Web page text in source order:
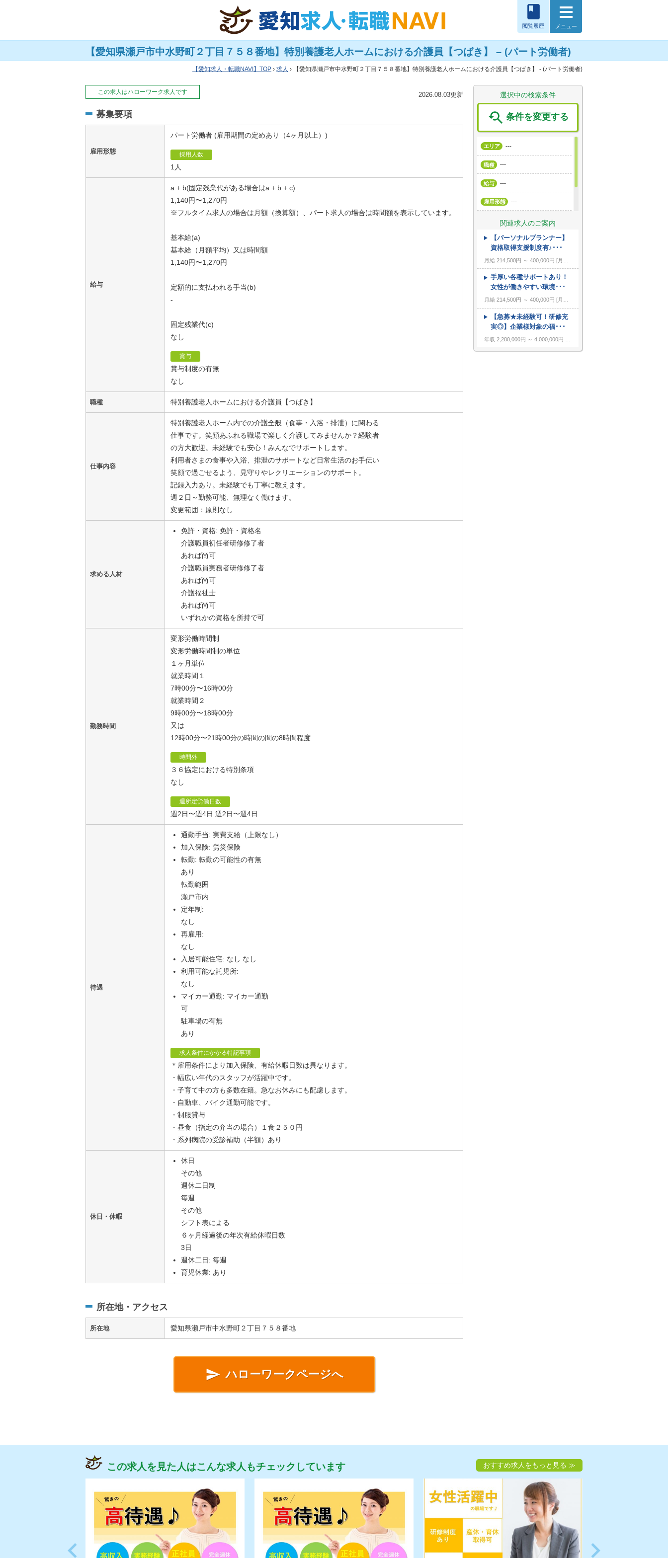
メニュー
book
閲覧履歴
【愛知県瀬戸市中水野町２丁目７５８番地】特別養護老人ホームにおける介護員【つばき】 – (パート労働者)
愛知求人・転職NAVI TOP › 求人 › 【愛知県瀬戸市中水野町２丁目７５８番地】特別養護老人ホームにおける介護員【つばき】 - (パート労働者)
この求人はハローワーク求人です 2026.08.03更新
募集要項
雇用形態
パート労働者 (雇用期間の定めあり（4ヶ月以上）)
採用人数
1人
給与
a + b(固定残業代がある場合はa + b + c)
1,140円〜1,270円
※フルタイム求人の場合は月額（換算額）、パート求人の場合は時間額を表示しています。
基本給(a)
基本給（月額平均）又は時間額
1,140円〜1,270円
定額的に支払われる手当(b)
-
固定残業代(c)
なし
賞与
賞与制度の有無
なし
職種 特別養護老人ホームにおける介護員【つばき】
仕事内容
特別養護老人ホーム内での介護全般（食事・入浴・排泄）に関わる
仕事です。笑顔あふれる職場で楽しく介護してみませんか？経験者
の方大歓迎。未経験でも安心！みんなでサポートします。
利用者さまの食事や入浴、排泄のサポートなど日常生活のお手伝い
笑顔で過ごせるよう、見守りやレクリエーションのサポート。
記録入力あり。未経験でも丁寧に教えます。
週２日～勤務可能、無理なく働けます。
変更範囲：原則なし
求める人材
免許・資格: 免許・資格名
介護職員初任者研修修了者
あれば尚可
介護職員実務者研修修了者
あれば尚可
介護福祉士
あれば尚可
いずれかの資格を所持で可
勤務時間
変形労働時間制
変形労働時間制の単位
１ヶ月単位
就業時間１
7時00分〜16時00分
就業時間２
9時00分〜18時00分
又は
12時00分〜21時00分の時間の間の8時間程度
時間外
３６協定における特別条項
なし
週所定労働日数
週2日〜週4日 週2日〜週4日
待遇
通勤手当: 実費支給（上限なし）
加入保険: 労災保険
転勤: 転勤の可能性の有無
あり
転勤範囲
瀬戸市内
定年制:
なし
再雇用:
なし
入居可能住宅: なし なし
利用可能な託児所:
なし
マイカー通勤: マイカー通勤
可
駐車場の有無
あり
求人条件にかかる特記事項
＊雇用条件により加入保険、有給休暇日数は異なります。
・幅広い年代のスタッフが活躍中です。
・子育て中の方も多数在籍。急なお休みにも配慮します。
・自動車、バイク通勤可能です。
・制服貸与
・昼食（指定の弁当の場合）１食２５０円
・系列病院の受診補助（半額）あり
休日・休暇
休日
その他
週休二日制
毎週
その他
シフト表による
６ヶ月経過後の年次有給休暇日数
3日
週休二日: 毎週
育児休業: あり
所在地・アクセス
所在地 愛知県瀬戸市中水野町２丁目７５８番地
 ハローワークページへ
選択中の検索条件
 条件を変更する
エリア ---
職種 ---
給与 ---
雇用形態 ---
こだわり条件 ---
キーワード ---
関連求人のご案内
【パーソナルプランナー】
資格取得支援制度有♪･･･
月給 214,500円 ～ 400,000円 月給214,500円～400,000円 ※上記額にはみなし残業代（月15時間分、23,000円分）を含みます。 ※超過分は全額支給します。 ◎年収500万可能！ ◎インセンティブあり 昇給：年４回（業績に応じて随時） 賞与：年２回・決算賞与（決算賞与は業績によります） 役職手当・責任者手当・達成手当（会社・店舗・個人の３種）・残業手当 ひとり暮らし手当（月15,000円まで） 通勤手当（月20,000円まで） ※試用期間：３ヶ月。試用期間中の月給は187,500円です。 試用期間中は固定残業代は含みません。 雇用形態やその他待遇に変更はありません。
手厚い各種サポートあり！
女性が働きやすい環境･･･
月給 214,500円 ～ 400,000円 月給214,500円～400,000円 ※上記額にはみなし残業代（月15時間分、23,000円分）を含みます。 ※超過分は全額支給します。 ◎年収500万可能！ ◎インセンティブあり 昇給：年４回（業績に応じて随時） 賞与：年２回・決算賞与（決算賞与は業績によります） 役職手当・責任者手当・達成手当（会社・店舗・個人の３種）・残業手当 ひとり暮らし手当（月15,000円まで） 通勤手当（月20,000円まで） ※試用期間：３ヶ月。試用期間中の月給は187,500円です。 試用期間中は固定残業代は含みません。 雇用形態やその他待遇に変更はありません。
【急募★未経験可！研修充
実◎】企業様対象の福･･･
この求人を見た人はこんな求人もチェックしています おすすめ求人をもっと見る
 